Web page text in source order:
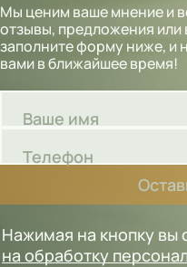
Мы ценим ваше мнение и
отзывы, предложения
заполните форму ниже, и
вами в ближайшее время!
Ваше имя
Телефон
Нажимая на кнопку вы
на обработку